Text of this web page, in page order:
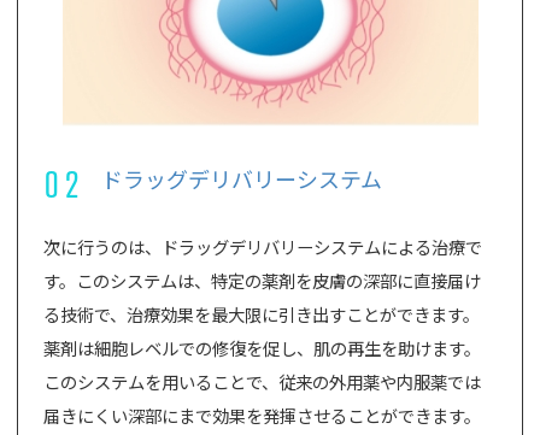
02 ドラッグデリバリーシステム
次に行うのは、ドラッグデリバリーシステムによる治療で
す。このシステムは、特定の薬剤を皮膚の深部に直接届け
る技術で、治療効果を最大限に引き出すことができます。
薬剤は細胞レベルでの修復を促し、肌の再生を助けます。
このシステムを用いることで、従来の外用薬や内服薬では
届きにくい深部にまで効果を発揮させることができます。